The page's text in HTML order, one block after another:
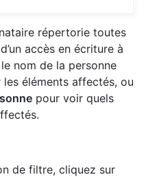
répertorie toutes
accès en écriture à
nom de la personne
éléments affectés, ou
pour voir quels
de filtre, cliquez sur